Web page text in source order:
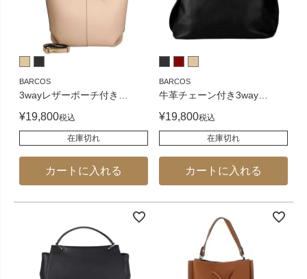
BARCOS
3wayレザーポーチ付き
¥19,800税込
在庫切れ
カートに入れる
BARCOS
牛革チェーン付き3way
¥19,800税込
在庫切れ
カートに入れる